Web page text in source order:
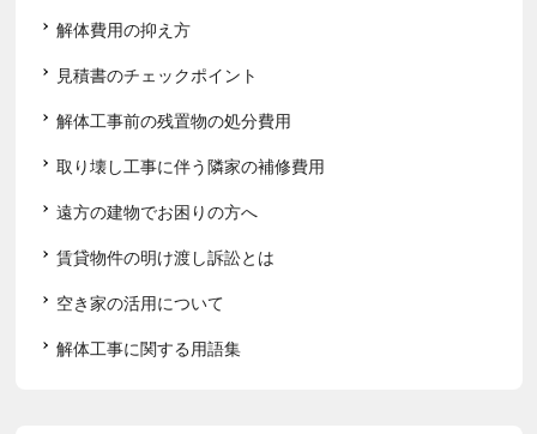
解体費用の抑え方
見積書のチェックポイント
解体工事前の残置物の処分費用
取り壊し工事に伴う隣家の補修費用
遠方の建物でお困りの方へ
賃貸物件の明け渡し訴訟とは
空き家の活用について
解体工事に関する用語集